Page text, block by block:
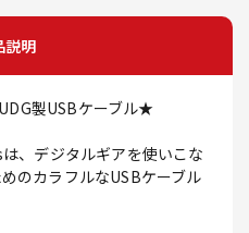
説明
製USBケーブル★
、デジタルギアを使いこな
のカラフルなUSBケーブル